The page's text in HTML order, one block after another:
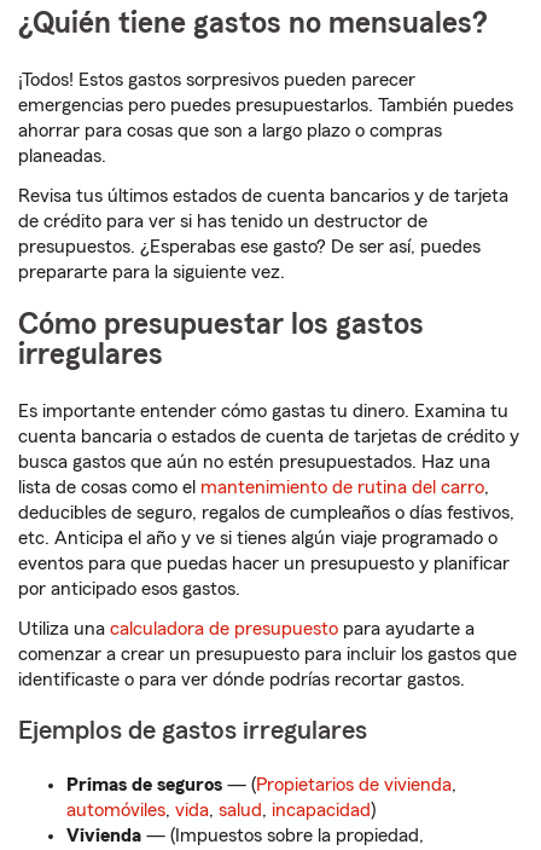
¿Quién tiene gastos no mensuales?
¡Todos! Estos gastos sorpresivos pueden parecer
emergencias pero puedes presupuestarlos. También puedes
ahorrar para cosas que son a largo plazo o compras
planeadas.
Revisa tus últimos estados de cuenta bancarios y de tarjeta
de crédito para ver si has tenido un destructor de
presupuestos. ¿Esperabas ese gasto? De ser así, puedes
prepararte para la siguiente vez.
Cómo presupuestar los gastos
irregulares
Es importante entender cómo gastas tu dinero. Examina tu
cuenta bancaria o estados de cuenta de tarjetas de crédito y
busca gastos que aún no estén presupuestados. Haz una
lista de cosas como el mantenimiento de rutina del carro,
deducibles de seguro, regalos de cumpleaños o días festivos,
etc. Anticipa el año y ve si tienes algún viaje programado o
eventos para que puedas hacer un presupuesto y planificar
por anticipado esos gastos.
Utiliza una calculadora de presupuesto para ayudarte a
comenzar a crear un presupuesto para incluir los gastos que
identificaste o para ver dónde podrías recortar gastos.
Ejemplos de gastos irregulares
Primas de seguros — (Propietarios de vivienda,
automóviles, vida, salud, incapacidad)
Vivienda — (Impuestos sobre la propiedad,